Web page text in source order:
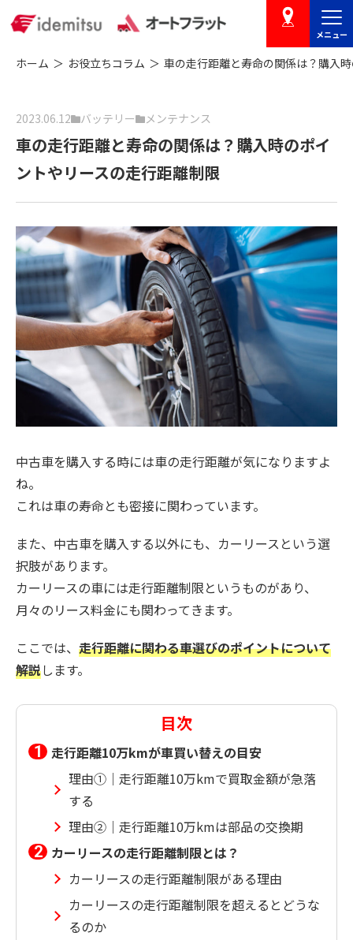
店舗を探す
メニュー
ホーム お役立ちコラム 車の走行距離と寿命の関係は？購入
2023.06.12 バッテリー メンテナンス
車の走行距離と寿命の関係は？購入時のポイ
ントやリースの走行距離制限
中古車を購入する時には車の走行距離が気になりますよ
ね。
これは車の寿命とも密接に関わっています。
また、中古車を購入する以外にも、カーリースという選
択肢があります。
カーリースの車には走行距離制限というものがあり、
月々のリース料金にも関わってきます。
ここでは、 走行距離に関わる車選びのポイントについて
解説します。
目次
走行距離10万kmが車買い替えの目安
理由①｜走行距離10万kmで買取金額が急落
する
理由②｜走行距離10万kmは部品の交換期
カーリースの走行距離制限とは？
カーリースの走行距離制限がある理由
カーリースの走行距離制限を超えるとどうな
るのか